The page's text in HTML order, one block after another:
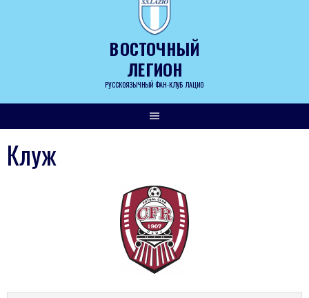
ВОСТОЧНЫЙ
ЛЕГИОН
РУССКОЯЗЫЧНЫЙ ФАН-КЛУБ ЛАЦИО
Клуж